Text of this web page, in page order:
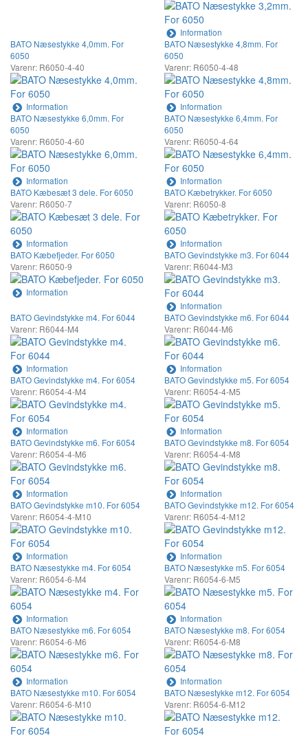
Information
BATO Næsestykke 4,0mm. For
6050
Varenr: R6050-4-40
Information
BATO Næsestykke 4,8mm. For
6050
Varenr: R6050-4-48
Information
BATO Næsestykke 6,0mm. For
6050
Varenr: R6050-4-60
Information
BATO Næsestykke 6,4mm. For
6050
Varenr: R6050-4-64
Information
BATO Kæbesæt 3 dele. For 6050
Varenr: R6050-7
Information
BATO Kæbetrykker. For 6050
Varenr: R6050-8
Information
BATO Kæbefjeder. For 6050
Varenr: R6050-9
Information
BATO Gevindstykke m3. For 6044
Varenr: R6044-M3
Information
BATO Gevindstykke m4. For 6044
Varenr: R6044-M4
Information
BATO Gevindstykke m6. For 6044
Varenr: R6044-M6
Information
BATO Gevindstykke m4. For 6054
Varenr: R6054-4-M4
Information
BATO Gevindstykke m5. For 6054
Varenr: R6054-4-M5
Information
BATO Gevindstykke m6. For 6054
Varenr: R6054-4-M6
Information
BATO Gevindstykke m8. For 6054
Varenr: R6054-4-M8
Information
BATO Gevindstykke m10. For 6054
Varenr: R6054-4-M10
Information
BATO Gevindstykke m12. For 6054
Varenr: R6054-4-M12
Information
BATO Næsestykke m4. For 6054
Varenr: R6054-6-M4
Information
BATO Næsestykke m5. For 6054
Varenr: R6054-6-M5
Information
BATO Næsestykke m6. For 6054
Varenr: R6054-6-M6
Information
BATO Næsestykke m8. For 6054
Varenr: R6054-6-M8
Information
BATO Næsestykke m10. For 6054
Varenr: R6054-6-M10
BATO Næsestykke m12. For 6054
Varenr: R6054-6-M12